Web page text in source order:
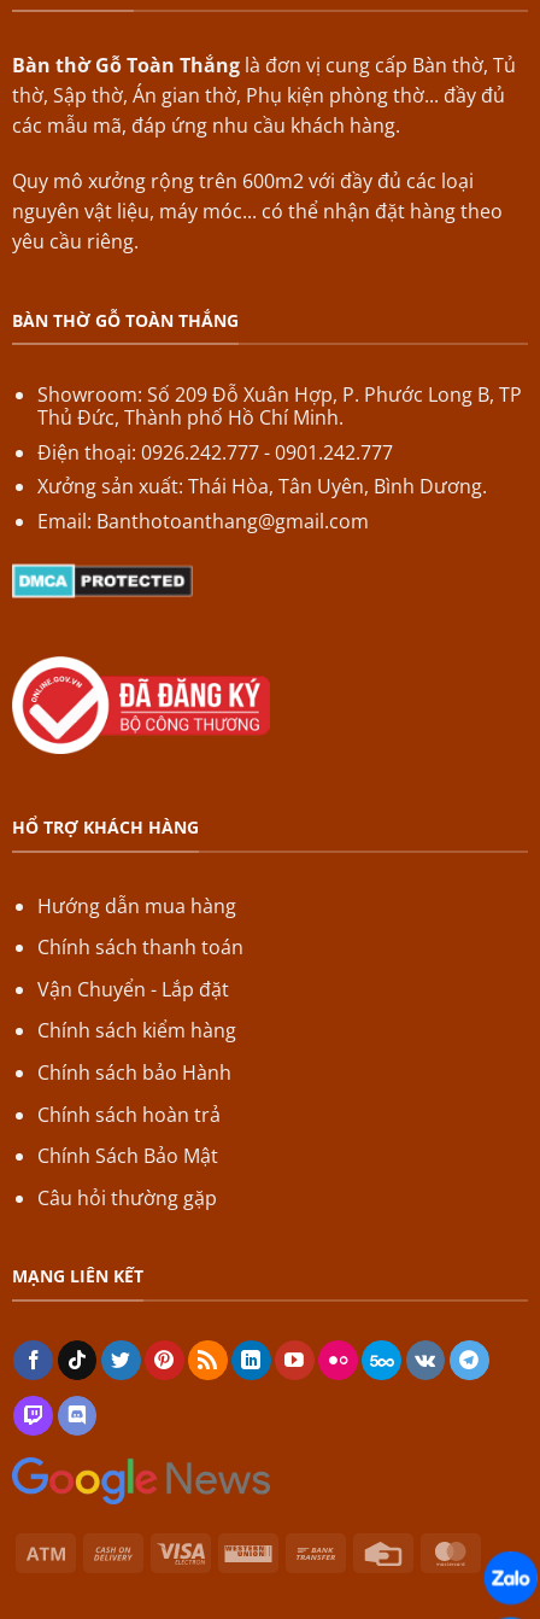
Bàn thờ Gỗ Toàn Thắnglà đơn vị cung cấp Bàn thờ, Tủ
thờ, Sập thờ, Án gian thờ, Phụ kiện phòng thờ... đầy đủ
các mẫu mã, đáp ứng nhu cầu khách hàng.
Quy mô xưởng rộng trên 600m2 với đầy đủ các loại
nguyên vật liệu, máy móc... có thể nhận đặt hàng theo
yêu cầu riêng.
BÀN THỜ GỖ TOÀN THẮNG
Showroom: Số 209 Đỗ Xuân Hợp, P. Phước Long B, TP
Thủ Đức, Thành phố Hồ Chí Minh.
Điện thoại: 0926.242.777 - 0901.242.777
Xưởng sản xuất: Thái Hòa, Tân Uyên, Bình Dương.
Email: Banthotoanthang@gmail.com
HỔ TRỢ KHÁCH HÀNG
Hướng dẫn mua hàng
Chính sách thanh toán
Vận Chuyển - Lắp đặt
Chính sách kiểm hàng
Chính sách bảo Hành
Chính sách hoàn trả
Chính Sách Bảo Mật
Câu hỏi thường gặp
MẠNG LIÊN KẾT
Atm
Cash
Visa
Western
Bank
Credit